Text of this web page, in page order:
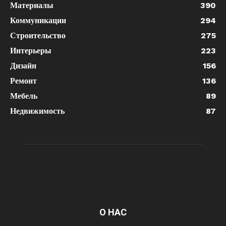
Материалы
390
Коммуникации
294
Строительство
275
Интерьеры
223
Дизайн
156
Ремонт
136
Мебель
89
Недвижимость
87
О НАС